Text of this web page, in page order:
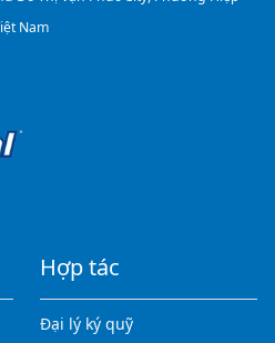
Nam
Hợp tác
Đại lý ký quỹ